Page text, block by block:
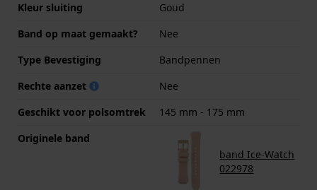
Kleur sluiting
Goud
Band op maat gemaakt?
Nee
Type Bevestiging
Bandpennen
Rechte aanzet
Nee
Geschikt voor polsomtrek
145 mm - 175 mm
Originele band
band Ice-Watch
022978